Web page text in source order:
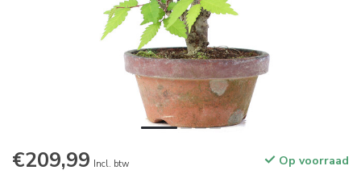
€209,99 Incl. btw Op voorraad